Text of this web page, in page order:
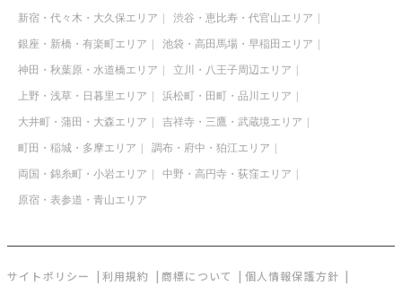
新宿・代々木・大久保エリア 渋谷・恵比寿・代官山エリア
銀座・新橋・有楽町エリア 池袋・高田馬場・早稲田エリア
神田・秋葉原・水道橋エリア 立川・八王子周辺エリア
上野・浅草・日暮里エリア 浜松町・田町・品川エリア
大井町・蒲田・大森エリア 吉祥寺・三鷹・武蔵境エリア
町田・稲城・多摩エリア 調布・府中・狛江エリア
両国・錦糸町・小岩エリア 中野・高円寺・荻窪エリア
原宿・表参道・青山エリア
サイトポリシー 利用規約 商標について
個人情報保護方針